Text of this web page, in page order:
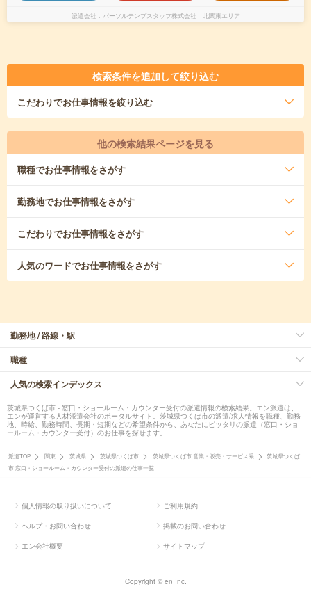
派遣会社 パーソルテンプスタッフ株式会社 北関東エリア
検索条件を追加して絞り込む
こだわりでお仕事情報を絞り込む
他の検索結果ページを見る
職種でお仕事情報をさがす
勤務地でお仕事情報をさがす
こだわりでお仕事情報をさがす
人気のワードでお仕事情報をさがす
勤務地 / 路線・駅
職種
人気の検索インデックス
茨城県つくば市 - 窓口・ショールーム・カウンター受付の派遣情報の検索結果。エン派遣は、
エンが運営する人材派遣会社のポータルサイト。茨城県つくば市の派遣/求人情報を職種、勤務
地、時給、勤務時間、長期・短期などの希望条件から、あなたにピッタリの派遣（窓口・ショ
ールーム・カウンター受付）のお仕事を探せます。
派遣TOP 関東 茨城県 茨城県つくば市 茨城県つくば市 営業・販売・サービス系
茨城県つくば
市 窓口・ショールーム・カウンター受付の派遣の仕事一覧
個人情報の取り扱いについて ご利用規約
ヘルプ・お問い合わせ 掲載のお問い合わせ
エン会社概要 サイトマップ
Copyright © en Inc.